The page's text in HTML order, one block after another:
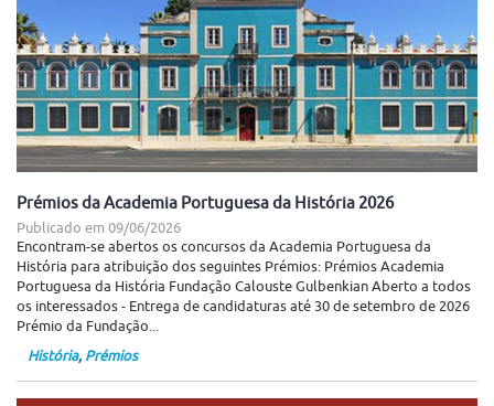
Prémios da Academia Portuguesa da História 2026
Publicado em 09/06/2026
Encontram-se abertos os concursos da Academia Portuguesa da
História para atribuição dos seguintes Prémios: Prémios Academia
Portuguesa da História Fundação Calouste Gulbenkian Aberto a todos
os interessados - Entrega de candidaturas até 30 de setembro de 2026
Prémio da Fundação...
História, Prémios